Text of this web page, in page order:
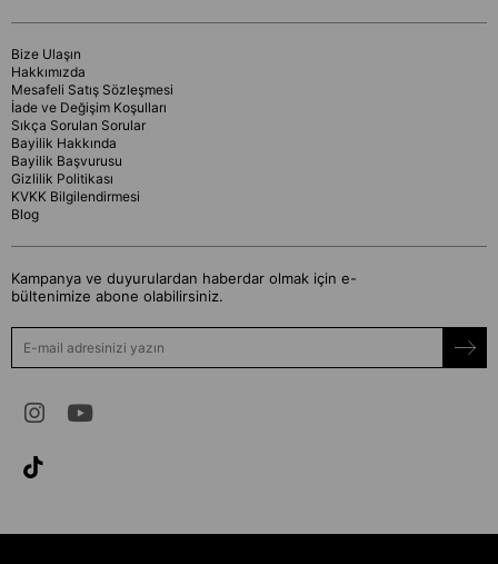
Bize Ulaşın
Hakkımızda
Mesafeli Satış Sözleşmesi
İade ve Değişim Koşulları
Sıkça Sorulan Sorular
Bayilik Hakkında
Bayilik Başvurusu
Gizlilik Politikası
KVKK Bilgilendirmesi
Blog
Kampanya ve duyurulardan haberdar olmak için e-
bültenimize abone olabilirsiniz.